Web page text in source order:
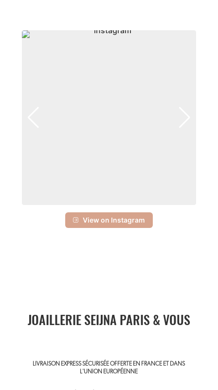
View on Instagram
JOAILLERIE SEIJNA PARIS & VOUS
LIVRAISON EXPRESS SÉCURISÉE OFFERTE EN FRANCE ET DANS
L'UNION EUROPÉENNE